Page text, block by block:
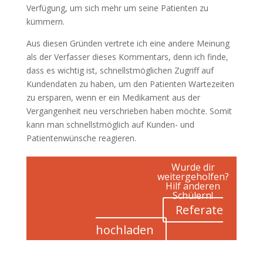
Verfügung, um sich mehr um seine Patienten zu
kümmern.
Aus diesen Gründen vertrete ich eine andere Meinung
als der Verfasser dieses Kommentars, denn ich finde,
dass es wichtig ist, schnellstmöglichen Zugriff auf
Kundendaten zu haben, um den Patienten Wartezeiten
zu ersparen, wenn er ein Medikament aus der
Vergangenheit neu verschrieben haben möchte. Somit
kann man schnellstmöglich auf Kunden- und
Patientenwünsche reagieren.
Wurde dir
weitergeholfen?
Hilf anderen
Schülern!
Referate
hochladen